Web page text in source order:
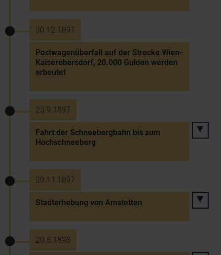
30.12.1891
Postwagenüberfall auf der Strecke Wien-
Kaiserebersdorf, 20.000 Gulden werden
erbeutet
25.9.1897
Fahrt der Schneebergbahn bis zum
Hochschneeberg
29.11.1897
Stadterhebung von Amstetten
20.6.1898